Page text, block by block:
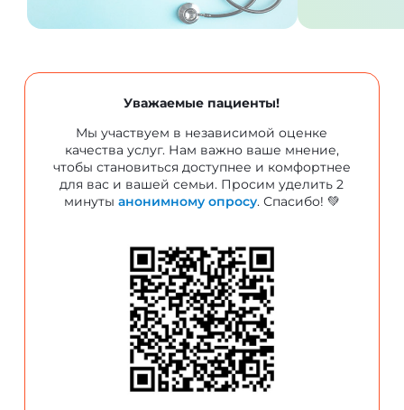
Уважаемые пациенты!
Мы участвуем в независимой оценке
качества услуг. Нам важно ваше мнение,
чтобы становиться доступнее и комфортнее
для вас и вашей семьи. Просим уделить 2
минуты анонимному опросу. Спасибо! 💚